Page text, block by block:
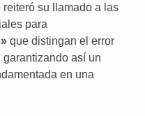
su llamado a las
para
que distingan el error
así un
en una